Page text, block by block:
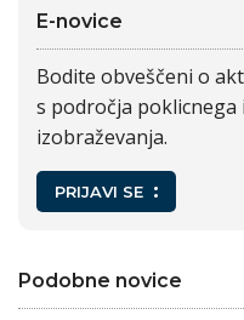
E-novice
Bodite obveščeni o
s področja
izobraževanja.
PRIJAVI SE
Podobne novice